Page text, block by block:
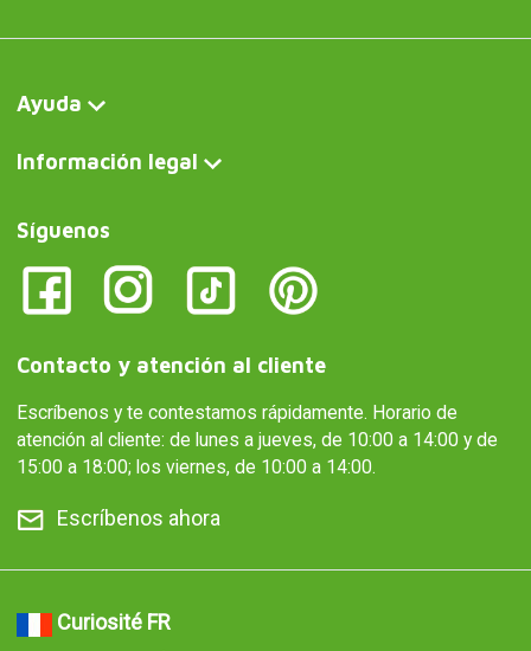
Ayuda
Información legal
Síguenos
Contacto y atención al cliente
Escríbenos y te contestamos rápidamente. Horario de
atención al cliente: de lunes a jueves, de 10:00 a 14:00 y de
15:00 a 18:00; los viernes, de 10:00 a 14:00.
Escríbenos ahora
Curiosité FR